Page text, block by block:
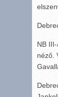
NB
néző.